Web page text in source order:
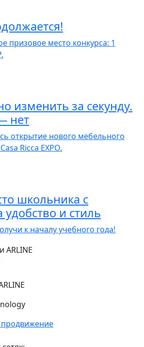
призовое место конкурса: 1
изменить за секунду.
нет
открытие нового мебельного
Ricca EXPO.
школьника с
и стиль
к началу учебного года!
продвижение